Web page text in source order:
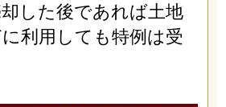
した後であれば土地
利用しても特例は受